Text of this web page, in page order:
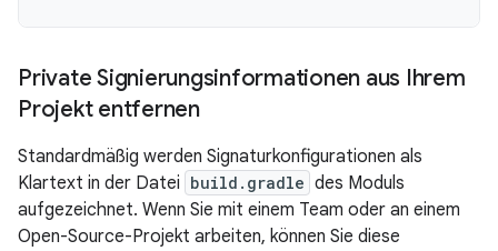
Private Signierungsinformationen aus Ihrem
Projekt entfernen
Standardmäßig werden Signaturkonfigurationen als
Klartext in der Datei build.gradle des Moduls
aufgezeichnet. Wenn Sie mit einem Team oder an einem
Open-Source-Projekt arbeiten, können Sie diese